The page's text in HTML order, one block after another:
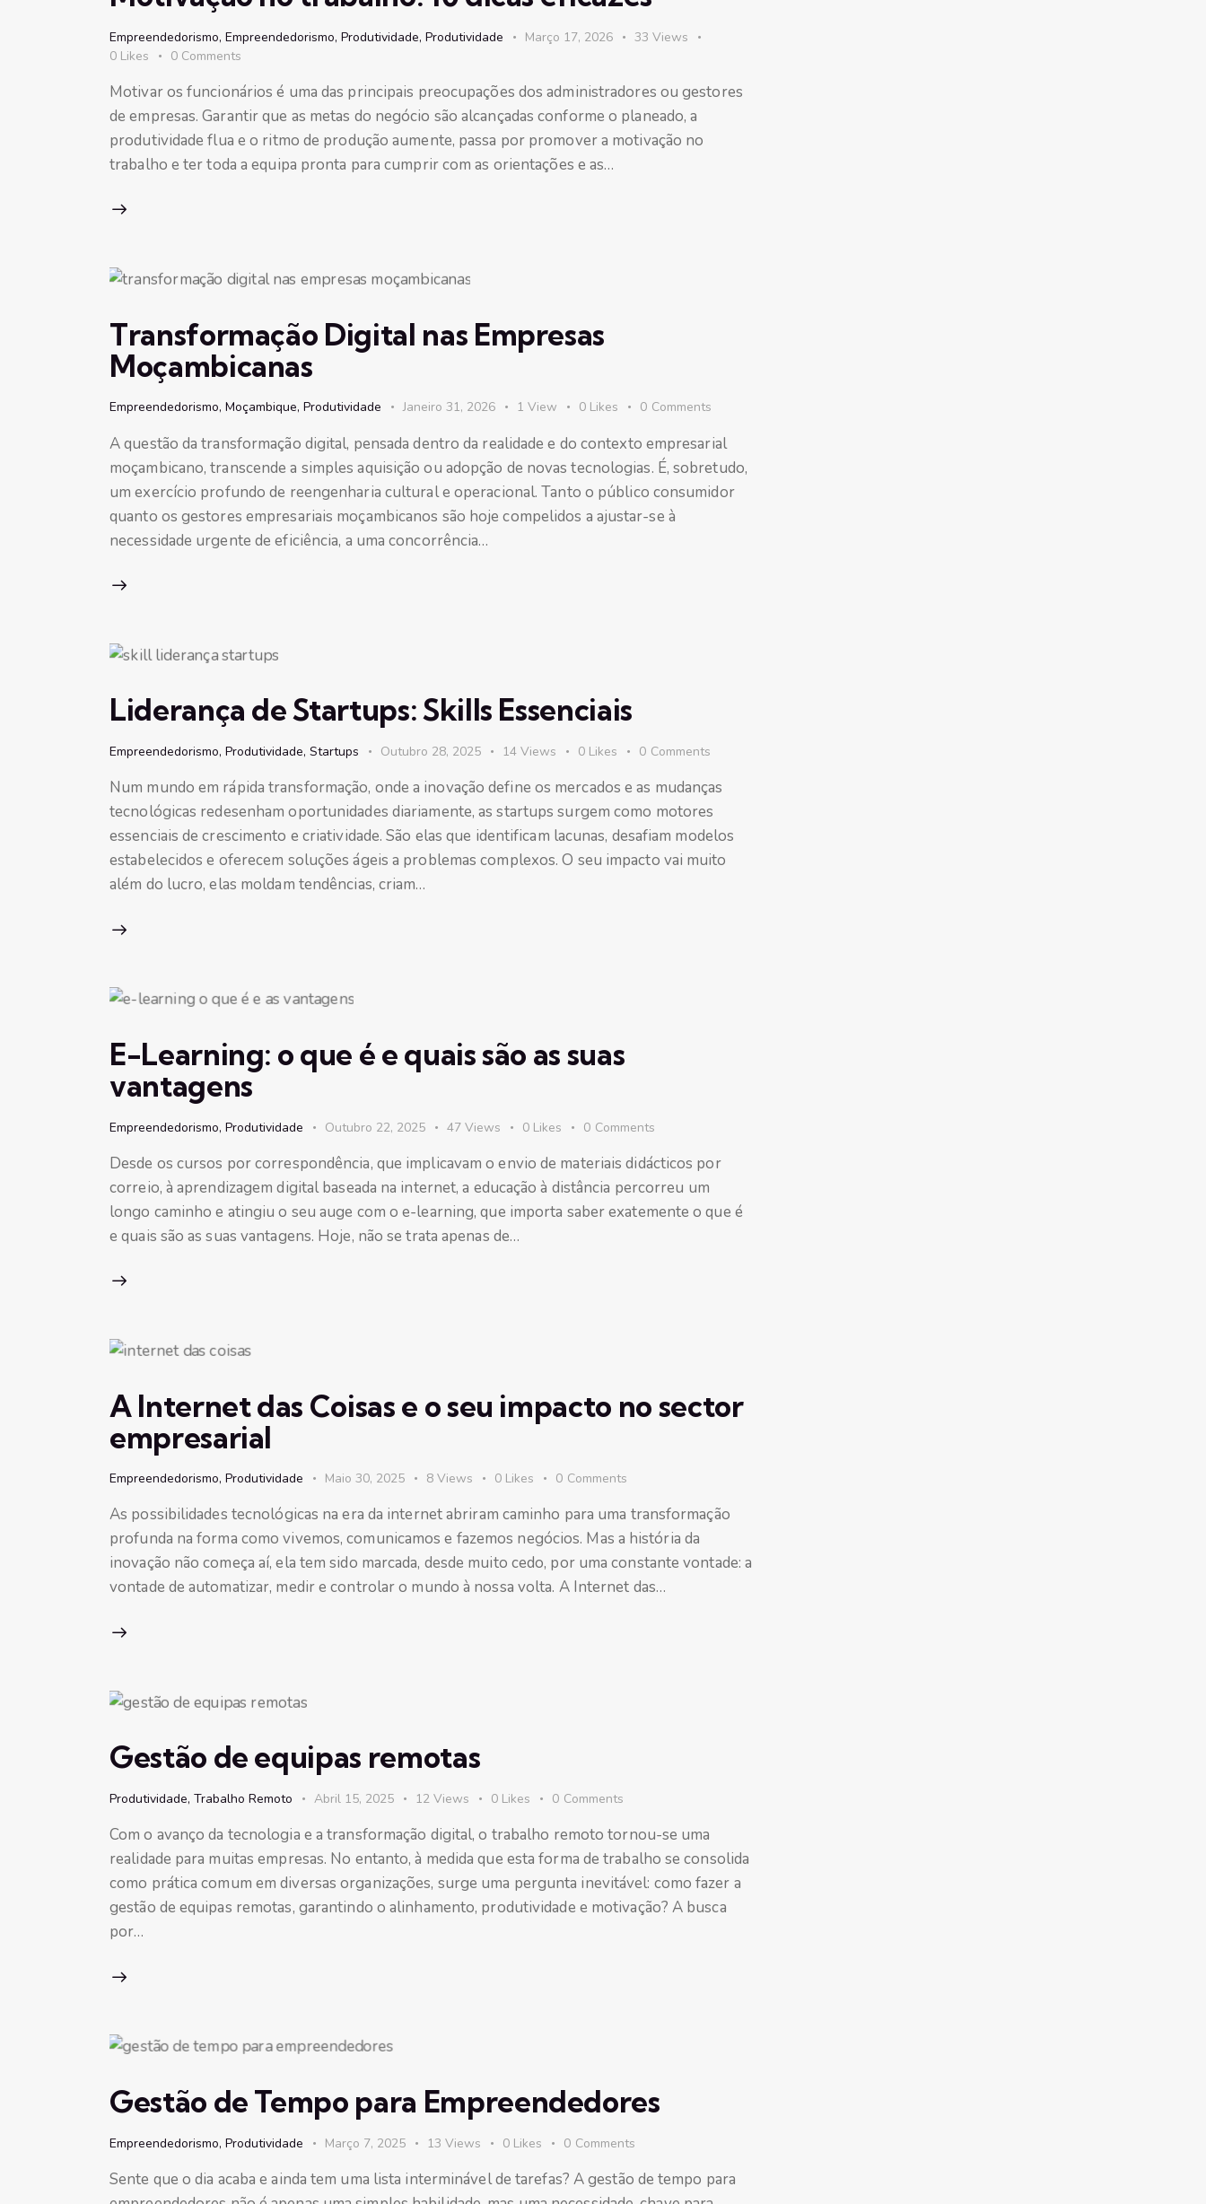
Empreendedorismo, Empreendedorismo, Produtividade, Produtividade Março 17, 2026 33 Views
0 Likes 0 Comments
Motivar os funcionários é uma das principais preocupações dos administradores ou gestores
de empresas. Garantir que as metas do negócio são alcançadas conforme o planeado, a
produtividade flua e o ritmo de produção aumente, passa por promover a motivação no
trabalho e ter toda a equipa pronta para cumprir com as orientações e as…
Transformação Digital nas Empresas
Moçambicanas
Empreendedorismo, Moçambique, Produtividade Janeiro 31, 2026 1 View 0 Likes 0 Comments
A questão da transformação digital, pensada dentro da realidade e do contexto empresarial
moçambicano, transcende a simples aquisição ou adopção de novas tecnologias. É, sobretudo,
um exercício profundo de reengenharia cultural e operacional. Tanto o público consumidor
quanto os gestores empresariais moçambicanos são hoje compelidos a ajustar-se à
necessidade urgente de eficiência, a uma concorrência…
Liderança de Startups: Skills Essenciais
Empreendedorismo, Produtividade, Startups Outubro 28, 2025 14 Views 0 Likes 0 Comments
Num mundo em rápida transformação, onde a inovação define os mercados e as mudanças
tecnológicas redesenham oportunidades diariamente, as startups surgem como motores
essenciais de crescimento e criatividade. São elas que identificam lacunas, desafiam modelos
estabelecidos e oferecem soluções ágeis a problemas complexos. O seu impacto vai muito
além do lucro, elas moldam tendências, criam…
E-Learning: o que é e quais são as suas
vantagens
Empreendedorismo, Produtividade Outubro 22, 2025 47 Views 0 Likes 0 Comments
Desde os cursos por correspondência, que implicavam o envio de materiais didácticos por
correio, à aprendizagem digital baseada na internet, a educação à distância percorreu um
longo caminho e atingiu o seu auge com o e-learning, que importa saber exatemente o que é
e quais são as suas vantagens. Hoje, não se trata apenas de…
A Internet das Coisas e o seu impacto no sector
empresarial
Empreendedorismo, Produtividade Maio 30, 2025 8 Views 0 Likes 0 Comments
As possibilidades tecnológicas na era da internet abriram caminho para uma transformação
profunda na forma como vivemos, comunicamos e fazemos negócios. Mas a história da
inovação não começa aí, ela tem sido marcada, desde muito cedo, por uma constante vontade: a
vontade de automatizar, medir e controlar o mundo à nossa volta. A Internet das…
Gestão de equipas remotas
Produtividade, Trabalho Remoto Abril 15, 2025 12 Views 0 Likes 0 Comments
Com o avanço da tecnologia e a transformação digital, o trabalho remoto tornou-se uma
realidade para muitas empresas. No entanto, à medida que esta forma de trabalho se consolida
como prática comum em diversas organizações, surge uma pergunta inevitável: como fazer a
gestão de equipas remotas, garantindo o alinhamento, produtividade e motivação? A busca
por…
Gestão de Tempo para Empreendedores
Empreendedorismo, Produtividade Março 7, 2025 13 Views 0 Likes 0 Comments
Sente que o dia acaba e ainda tem uma lista interminável de tarefas? A gestão de tempo para